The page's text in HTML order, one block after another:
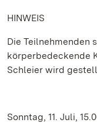
HINWEIS
Die Teilnehmenden
körperbedeckende
Schleier wird
Sonntag, 11. Juli,